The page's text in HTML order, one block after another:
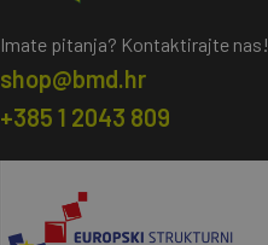
Imate pitanja? Kontaktirajte nas!
shop@bmd.hr
+385 1 2043 809